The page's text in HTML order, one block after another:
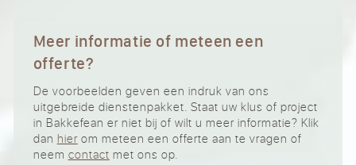
Meer informatie of meteen een
offerte?
De voorbeelden geven een indruk van ons
uitgebreide dienstenpakket. Staat uw klus of project
in Bakkefean er niet bij of wilt u meer informatie? Klik
dan hierom meteen een offerte aan te vragen of
neem contact met ons op.